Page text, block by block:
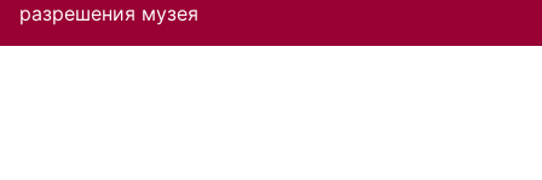
разрешения музея